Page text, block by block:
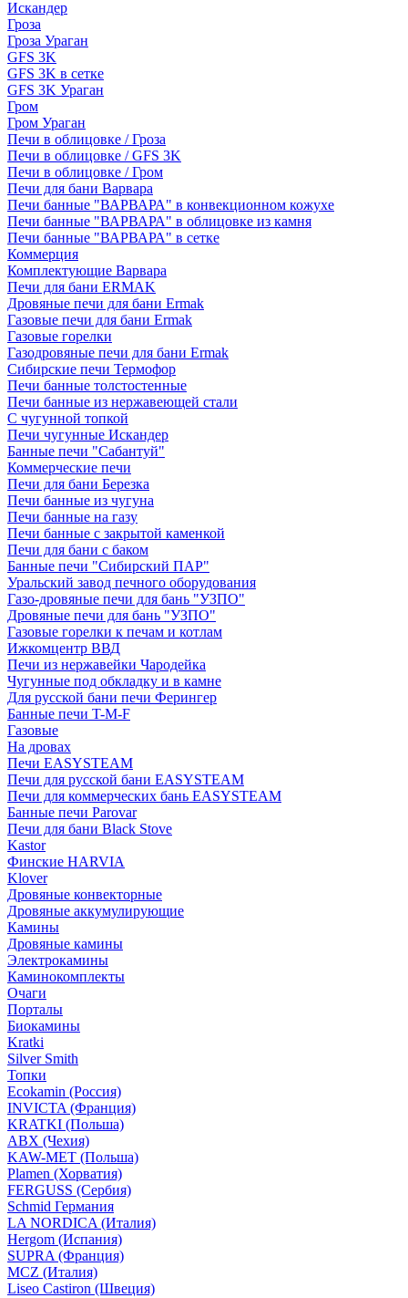
Искандер
Гроза
Гроза Ураган
GFS 3K
GFS 3K в сетке
GFS 3K Ураган
Гром
Гром Ураган
Печи в облицовке / Гроза
Печи в облицовке / GFS 3K
Печи в облицовке / Гром
Печи для бани Варвара
Печи банные "ВАРВАРА" в конвекционном кожухе
Печи банные "ВАРВАРА" в облицовке из камня
Печи банные "ВАРВАРА" в сетке
Коммерция
Комплектующие Варвара
Печи для бани ERMAK
Дровяные печи для бани Ermak
Газовые печи для бани Ermak
Газовые горелки
Газодровяные печи для бани Ermak
Сибирские печи Термофор
Печи банные толстостенные
Печи банные из нержавеющей стали
С чугунной топкой
Печи чугунные Искандер
Банные печи "Сабантуй"
Коммерческие печи
Печи для бани Березка
Печи банные из чугуна
Печи банные на газу
Печи банные с закрытой каменкой
Печи для бани с баком
Банные печи "Сибирский ПАР"
Уральский завод печного оборудования
Газо-дровяные печи для бань "УЗПО"
Дровяные печи для бань "УЗПО"
Газовые горелки к печам и котлам
Ижкомцентр ВВД
Печи из нержавейки Чародейка
Чугунные под обкладку и в камне
Для русской бани печи Ферингер
Банные печи T-M-F
Газовые
На дровах
Печи EASYSTEAM
Печи для русской бани EASYSTEAM
Печи для коммерческих бань EASYSTEAM
Банные печи Parovar
Печи для бани Black Stove
Kastor
Финские HARVIA
Klover
Дровяные конвекторные
Дровяные аккумулирующие
Камины
Дровяные камины
Электрокамины
Каминокомплекты
Очаги
Порталы
Биокамины
Kratki
Silver Smith
Топки
Ecokamin (Россия)
INVICTA (Франция)
KRATKI (Польша)
ABX (Чехия)
KAW-MET (Польша)
Plamen (Хорватия)
FERGUSS (Сербия)
Schmid Германия
LA NORDICA (Италия)
Hergom (Испания)
SUPRA (Франция)
MCZ (Италия)
Liseo Castiron (Швеция)